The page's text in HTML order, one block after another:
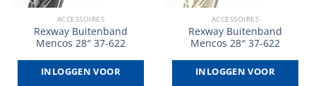
ACCESSOIRES
Rexway Buitenband
Mencos 28″ 37-622
INLOGGEN VOOR
ACCESSOIRES
Rexway Buitenband
Mencos 28″ 37-622
INLOGGEN VOOR